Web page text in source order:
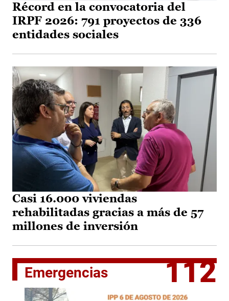
Récord en la convocatoria del
IRPF 2026: 791 proyectos de 336
entidades sociales
Casi 16.000 viviendas
rehabilitadas gracias a más de 57
millones de inversión
Emergencias 112